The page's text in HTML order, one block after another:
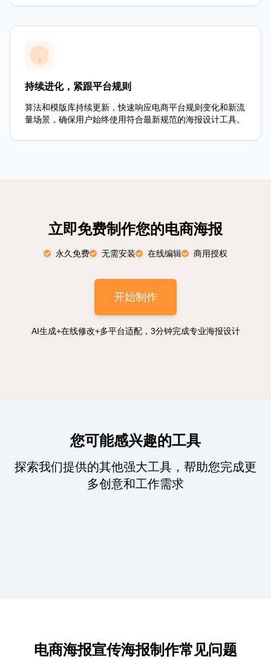
持续进化，紧跟平台规则
算法和模版库持续更新，快速响应电商平台规则变化和新流
量场景，确保用户始终使用符合最新规范的海报设计工具。
立即免费制作您的电商海报
永久免费 无需安装 在线编辑 商用授权
开始制作
AI生成+在线修改+多平台适配，3分钟完成专业海报设计
您可能感兴趣的工具
探索我们提供的其他强大工具，帮助您完成更
多创意和工作需求
电商海报宣传海报制作常见问题